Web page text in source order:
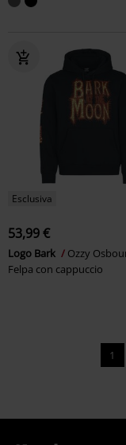
Esclusiva
53,99 €
Logo Bark
Ozzy
Felpa con cappuccio
1